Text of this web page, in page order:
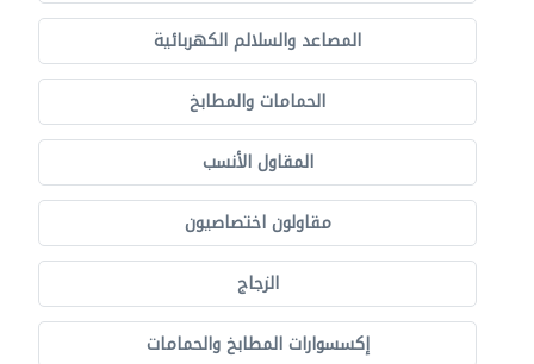
المصاعد والسلالم الكهربائية
الحمامات والمطابخ
المقاول الأنسب
مقاولون اختصاصيون
الزجاج
إكسسوارات المطابخ والحمامات